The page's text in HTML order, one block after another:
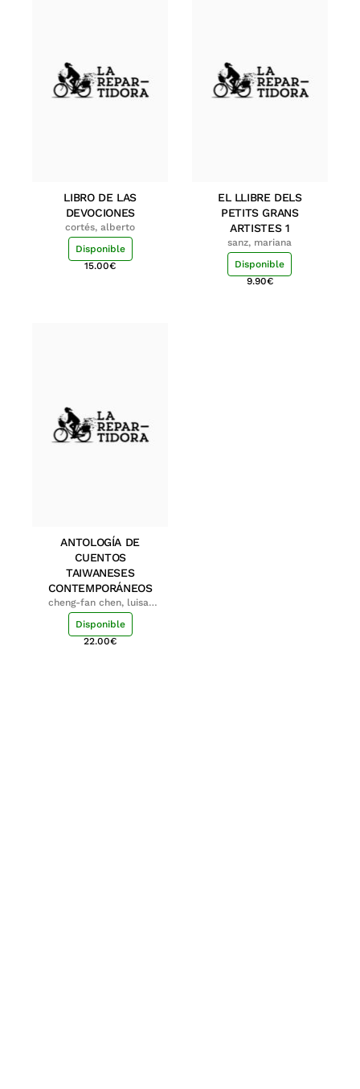
LIBRO DE LAS
DEVOCIONES
cortés, alberto
Disponible
15.00€
EL LLIBRE DELS
PETITS GRANS
ARTISTES 1
sanz, mariana
Disponible
9.90€
ANTOLOGÍA DE
CUENTOS
TAIWANESES
CONTEMPORÁNEOS
cheng-fan chen, luisa;
shu-ying chang, luisa
Disponible
22.00€